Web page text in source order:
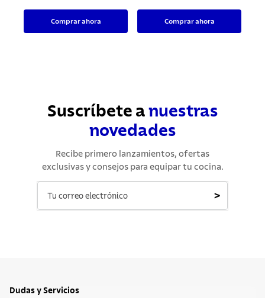
Comprar ahora Comprar ahora
Suscríbete a nuestras
novedades
Recibe primero lanzamientos, ofertas
exclusivas y consejos para equipar tu cocina.
>
Dudas y Servicios